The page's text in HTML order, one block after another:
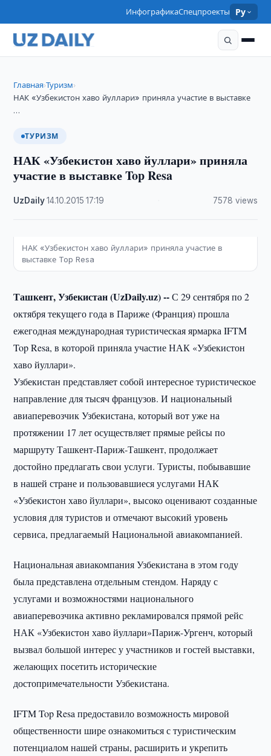
ИнфографикаСпецпроекты Ру
Главная›Туризм›
НАК «Узбекистон хаво йуллари» приняла участие в выставке
…
ТУРИЗМ
НАК «Узбекистон хаво йуллари» приняла
участие в выставке Top Resa
UzDaily·14.10.2015 ·17:19 7578 views
НАК «Узбекистон хаво йуллари» приняла участие в
выставке Top Resa
Ташкент, Узбекистан (UzDaily.uz) --С 29 сентября по 2
октября текущего года в Париже (Франция) прошла
ежегодная международная туристическая ярмарка IFTM
Top Resa, в которой приняла участие НАК «Узбекистон
хаво йуллари».
Узбекистан представляет собой интересное туристическое
направление для тысяч французов. И национальный
авиаперевозчик Узбекистана, который вот уже на
протяжении 17 лет осуществляет прямые рейсы по
маршруту Ташкент-Париж-Ташкент, продолжает
достойно предлагать свои услуги. Туристы, побывавшие
в нашей стране и пользовавшиеся услугами НАК
«Узбекистон хаво йуллари», высоко оценивают созданные
условия для туристов и отмечают высокий уровень
сервиса, предлагаемый Национальной авиакомпанией.
Национальная авиакомпания Узбекистана в этом году
была представлена отдельным стендом. Наряду с
услугами и возможностями национального
авиаперевозчика активно рекламировался прямой рейс
НАК «Узбекистон хаво йуллари»Париж-Ургенч, который
вызвал большой интерес у участников и гостей выставки,
желающих посетить исторические
достопримечательности Узбекистана.
IFTM Top Resa предоставило возможность мировой
общественности шире ознакомиться с туристическим
потенциалом нашей страны, расширить и укрепить